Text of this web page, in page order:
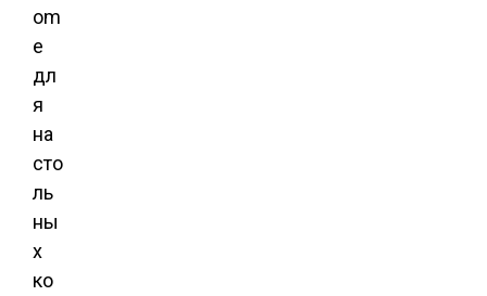
om
e
дл
я
на
сто
ль
ны
х
ко